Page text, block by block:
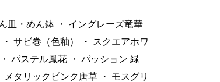
皿・めん鉢 ・
イングレーズ竜華
・ サビ巻（色釉） ・
スクエアホワ
・ パステル鳳花 ・ パッション 緑
メタリックピンク唐草 ・
モスグリ